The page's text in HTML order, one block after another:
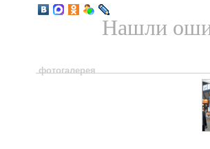
Нашли
фотогалерея